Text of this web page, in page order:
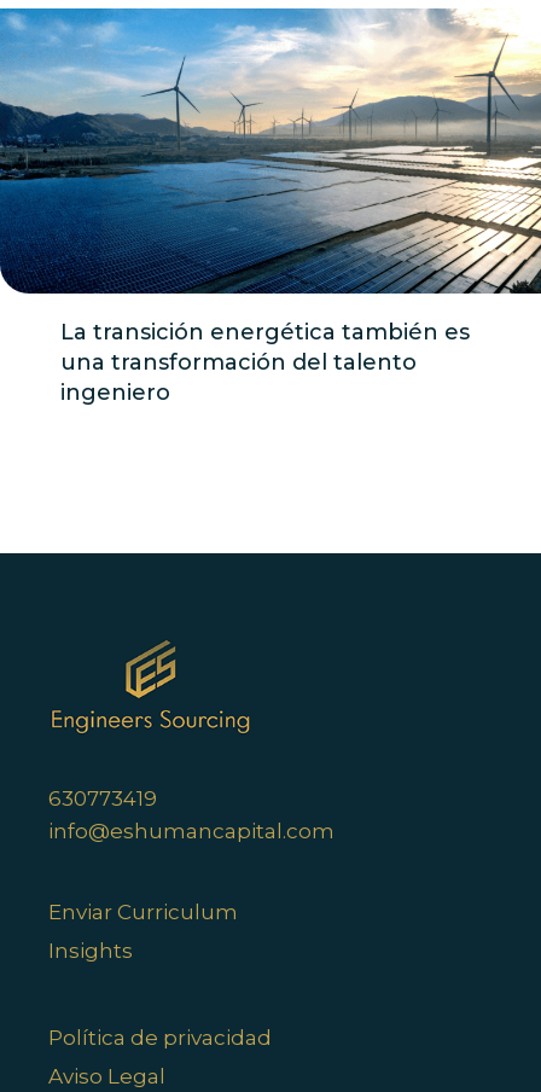
La transición energética también es
una transformación del talento
ingeniero
630773419
info@eshumancapital.com
Enviar Curriculum
Insights
Política de privacidad
Aviso Legal